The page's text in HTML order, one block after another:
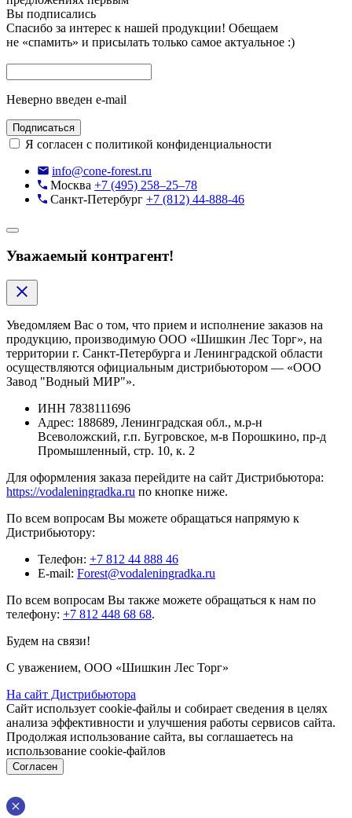
Вы подписались
Спасибо за интерес к нашей продукции! Обещаем
не «спамить» и присылать только самое актуальное :)
Неверно введен e-mail
Подписаться
Я согласен с политикой конфиденциальности
info@cone-forest.ru
Москва +7 (495) 258–25–78
Санкт-Петербург +7 (812) 44-888-46
Уважаемый контрагент!
Уведомляем Вас о том, что прием и исполнение заказов на
продукцию, производимую ООО «Шишкин Лес Торг», на
территории г. Санкт-Петербурга и Ленинградской области
осуществляются официальным дистрибьютором — «ООО
Завод "Водный МИР"».
ИНН 7838111696
Адрес: 188689, Ленинградская обл., м.р-н
Всеволожский, г.п. Бугровское, м-в Порошкино, пр-д
Промышленный, стр. 10, к. 2
Для оформления заказа перейдите на сайт Дистрибьютора:
https://vodaleningradka.ru по кнопке ниже.
По всем вопросам Вы можете обращаться напрямую к
Дистрибьютору:
Телефон: +7 812 44 888 46
E-mail: Forest@vodaleningradka.ru
По всем вопросам Вы также можете обращаться к нам по
телефону: +7 812 448 68 68.
Будем на связи!
С уважением, ООО «Шишкин Лес Торг»
На сайт Дистрибьютора
Сайт использует cookie-файлы и собирает сведения в целях
анализа эффективности и улучшения работы сервисов сайта.
Продолжая использование сайта, вы соглашаетесь на
использование cookie-файлов
Согласен